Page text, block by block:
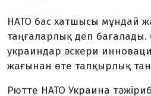
НАТО бас хатшысы мұндай
таңғаларлық деп бағалады.
украиндар әскери
жағынан өте тапқырлық
Рютте НАТО Украина